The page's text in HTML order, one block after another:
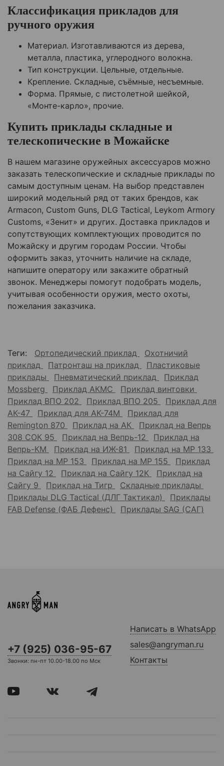
Классификация прикладов для
ручного оружия
Материал. Изготавливаются из дерева,
металла, пластика, углеродного волокна.
Тип конструкции. Цельные, отдельные.
Крепление. Складные, съёмные, несъемные.
Форма. Прямые, с пистолетной шейкой,
«Монте-карло», прочие.
Купить приклады складные и
телескопические в Можайске
В нашем магазине оружейных аксессуаров можно
заказать телескопические и складные приклады по
самым доступным ценам. На выбор представлен
широкий модельный ряд от таких брендов, как
Armacon, Custom Guns, DLG Tactical, Leykom Armory
Customs, «Зенит» и других. Доставка прикладов и
сопутствующих комплектующих проводится по
Можайску и другим городам России. Чтобы
оформить заказ, уточнить наличие на складе,
напишите оператору или закажите обратный
звонок. Менеджеры помогут подобрать модель,
учитывая особенности оружия, место охоты,
пожелания заказчика.
Теги: Ортопедический приклад
Охотничий
приклад
Патронташ на приклад
Пластиковые
приклады
Пневматический приклад
Приклад
Mossberg
Приклад АКМС
Приклад винтовки
Приклад ВПО 202
Приклад ВПО 205
Приклад для
АК-47
Приклад для АК-74М
Приклад для
Remington 870
Приклад на АК
Приклад на Вепрь
308 СОК 95
Приклад на Вепрь-12
Приклад на
Вепрь-КМ
Приклад на ИЖ-81
Приклад на МР 133
Приклад на МР 153
Приклад на МР 155
Приклад
на Сайгу 12
Приклад на Сайгу 12К
Приклад на
Сайгу 9
Приклад на Тигр
Складные приклады
Приклады DLG Tactical (ДЛГ Тактикал)
Приклады
FAB Defense (ФАБ Дефенс)
Приклады SAG (САГ)
+7 (925) 036-95-67
Звонки: пн-пт 10.00-18.00 по Мск
Написать в WhatsApp
sales@angryman.ru
Контакты